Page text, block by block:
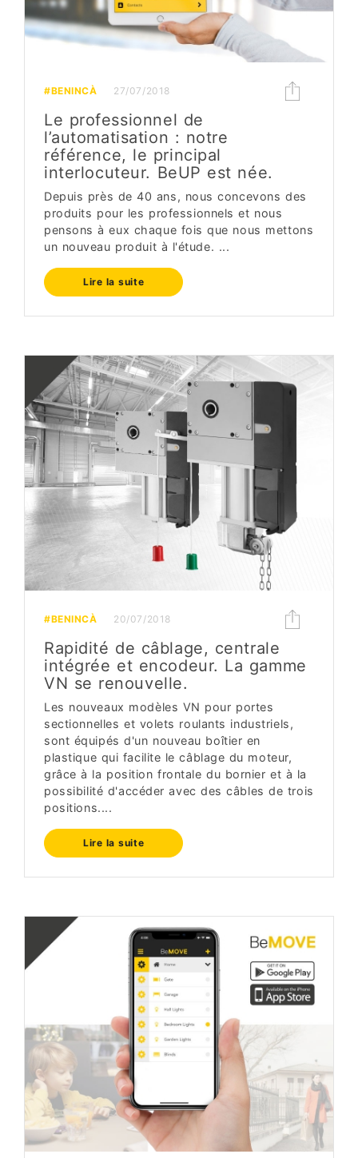
#BENINCÀ 27/07/2018
Le professionnel de
l’automatisation : notre
référence, le principal
interlocuteur. BeUP est née.
Depuis près de 40 ans, nous concevons des
produits pour les professionnels et nous
pensons à eux chaque fois que nous mettons
un nouveau produit à l'étude. ...
Lire la suite
#BENINCÀ 20/07/2018
Rapidité de câblage, centrale
intégrée et encodeur. La gamme
VN se renouvelle.
Les nouveaux modèles VN pour portes
sectionnelles et volets roulants industriels,
sont équipés d'un nouveau boîtier en
plastique qui facilite le câblage du moteur,
grâce à la position frontale du bornier et à la
possibilité d'accéder avec des câbles de trois
positions....
Lire la suite